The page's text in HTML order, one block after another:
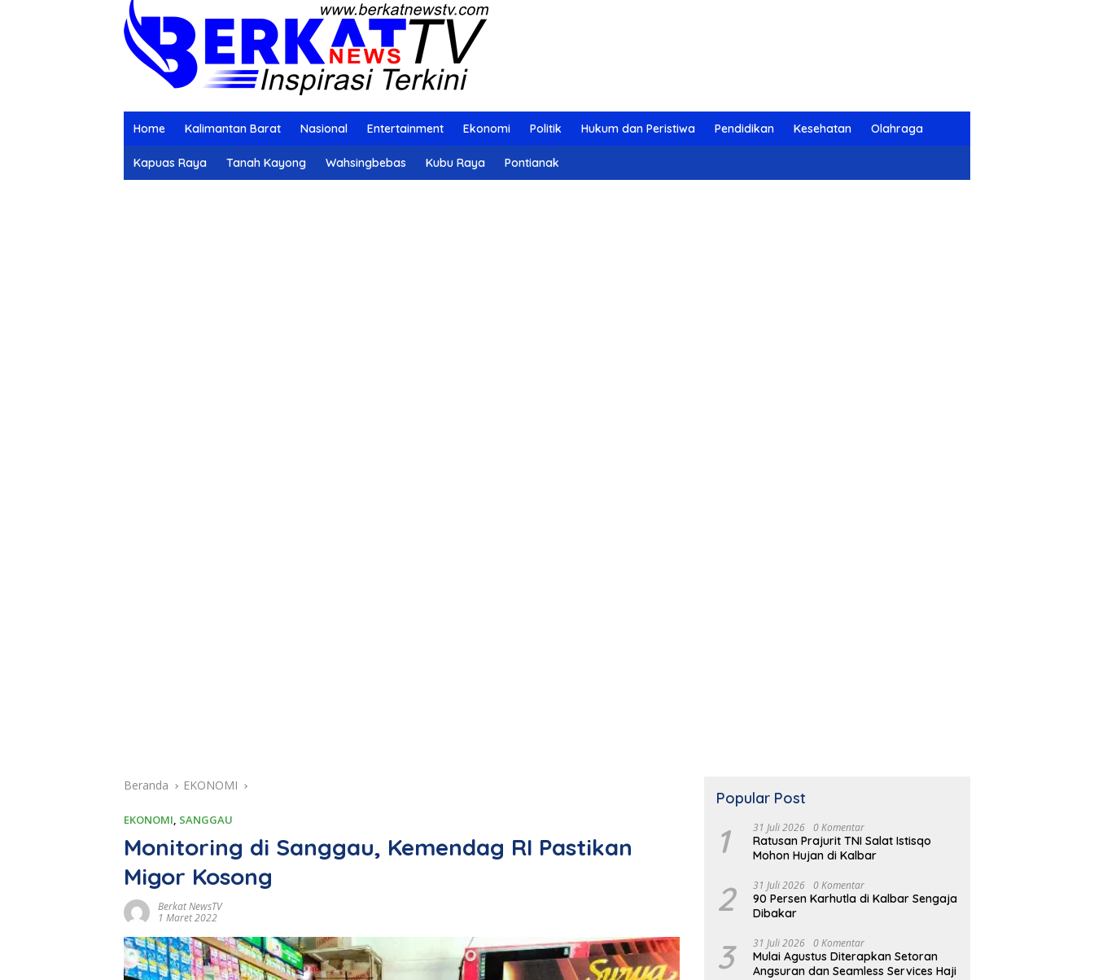
Home Kalimantan Barat Nasional Entertainment Ekonomi Politik Hukum dan Peristiwa Pendidikan Kesehatan Olahraga
Kapuas Raya Tanah Kayong Wahsingbebas Kubu Raya Pontianak
Beranda EKONOMI
EKONOMI, SANGGAU
Monitoring di Sanggau, Kemendag RI Pastikan
Migor Kosong
Berkat NewsTV
1 Maret 2022
Popular Post
1 31 Juli 2026 0 Komentar
Ratusan Prajurit TNI Salat Istisqo
Mohon Hujan di Kalbar
2 31 Juli 2026 0 Komentar
90 Persen Karhutla di Kalbar Sengaja
Dibakar
3 31 Juli 2026 0 Komentar
Mulai Agustus Diterapkan Setoran
Angsuran dan Seamless Services Haji